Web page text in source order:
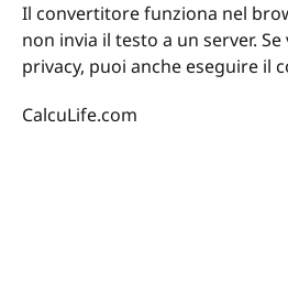
Il convertitore funziona nel
non invia il testo a un server.
privacy, puoi anche eseguire il
CalcuLife.com